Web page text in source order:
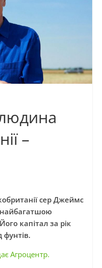
–
сер Джеймс
найбагатшою
капітал за рік
фунтів.
Агроцентр.